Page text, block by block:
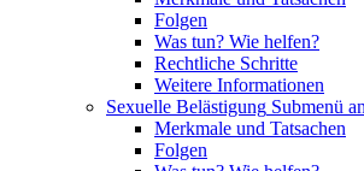
Folgen
Was tun? Wie helfen?
Rechtliche Schritte
Weitere Informationen
Sexuelle Belästigung Submenü
Merkmale und Tatsachen
Folgen